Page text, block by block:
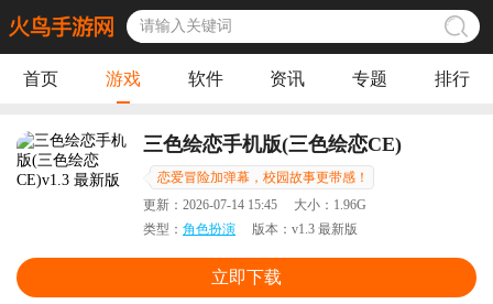
首页 游戏 软件 资讯 专题 排行
三色绘恋手机版(三色绘恋CE)
恋爱冒险加弹幕，校园故事更带感！
更新： 2026-07-14 15:45 大小： 1.96G
类型： 角色扮演 版本： v1.3 最新版
立即下载